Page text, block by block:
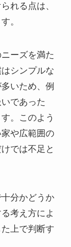
れる点は、
。
ーズを満た
シンプルな
いため、例
であった
。このよう
や広範囲の
では不足と
分かどうか
考え方によ
上で判断す